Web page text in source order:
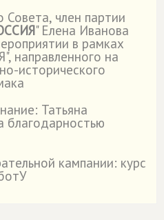
Совета, член партии
" Елена Иванова
в рамках
направленного на
исторического
Татьяна
кампании: курс